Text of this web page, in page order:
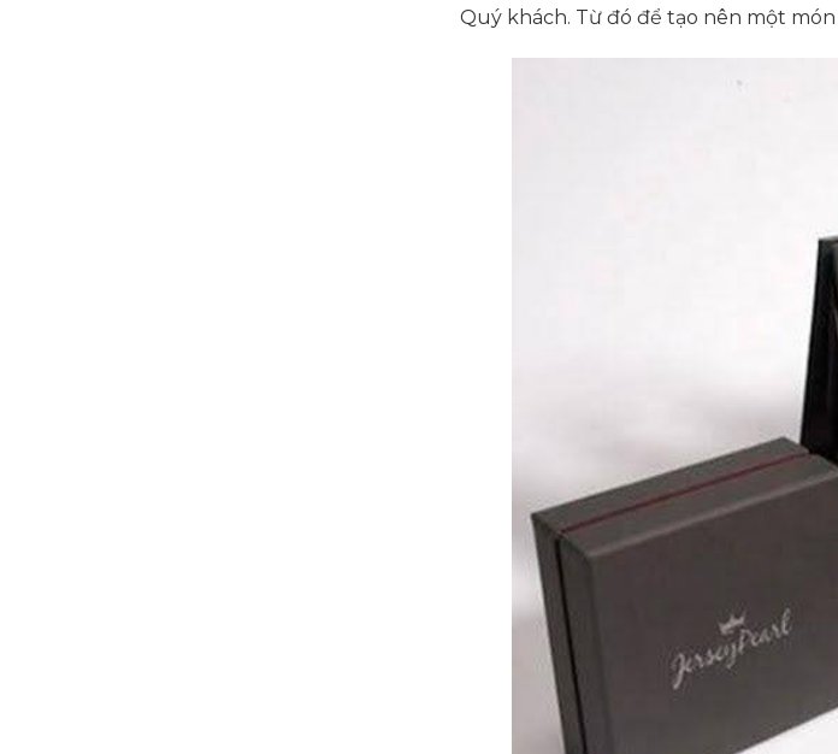
Quý khách. Từ đó để tạo nên một